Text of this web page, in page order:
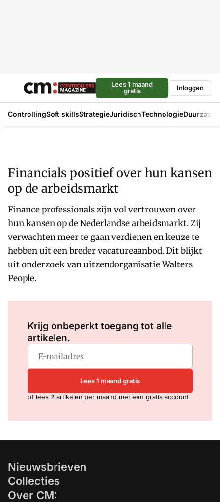
Lees 1 maand
gratis
Inloggen
ControllingSoft skillsStrategieJuridischTechnologie
Financials positief over hun kansen
op de arbeidsmarkt
Finance professionals zijn vol vertrouwen over
hun kansen op de Nederlandse arbeidsmarkt. Zij
verwachten meer te gaan verdienen en keuze te
hebben uit een breder vacatureaanbod. Dit blijkt
uit onderzoek van uitzendorganisatie Walters
People.
Krijg onbeperkt toegang tot alle
artikelen.
Lees 1 maand gratis
of lees 2 artikelen per maand met een gratis account
Nieuwsbrieven
Collecties
Over CM: